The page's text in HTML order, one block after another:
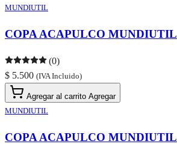
MUNDIUTIL
COPA ACAPULCO MUNDIUTIL
(0)
$ 5.500 (IVA Incluido)
Agregar al carrito Agregar
MUNDIUTIL
COPA ACAPULCO MUNDIUTIL